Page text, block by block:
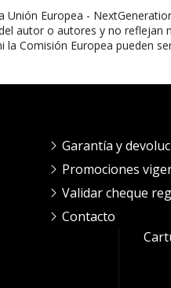
Unión Europea -
autor o autores y no reflejan
la Comisión Europea pueden
Garantía y
Promociones
Validar cheque
Contacto